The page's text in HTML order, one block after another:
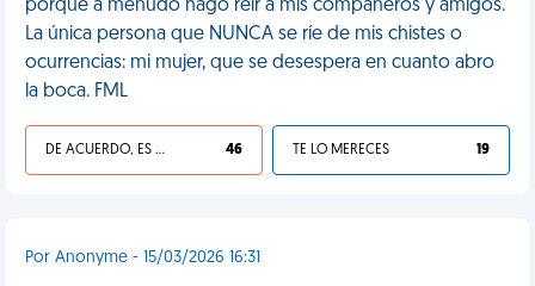
porque a menudo hago reír a mis compañeros y amigos.
La única persona que NUNCA se ríe de mis chistes o
ocurrencias: mi mujer, que se desespera en cuanto abro
la boca. FML
DE ACUERDO, ES UNA VIDA HP 46 TE LO MERECES 19
Por Anonyme - 15/03/2026 16:31